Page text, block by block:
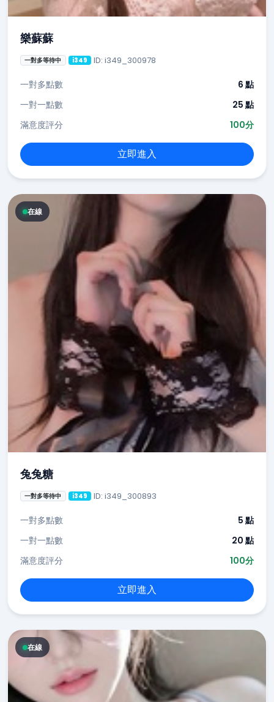
樂蘇蘇
一對多等待中 i349 ID: i349_300978
一對多點數
6 點
一對一點數
25 點
滿意度評分
100分
立即進入
在線
兔兔糖
一對多等待中 i349 ID: i349_300893
一對多點數
5 點
一對一點數
20 點
滿意度評分
100分
立即進入
在線